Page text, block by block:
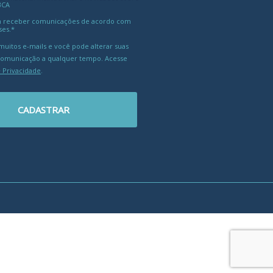
receber comunicações de acordo com
e-mails e você pode alterar suas
a qualquer tempo. Acesse
Privacidade.
CADASTRAR